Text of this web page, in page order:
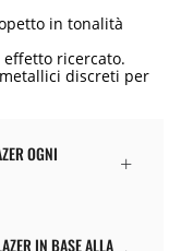
in tonalità
ricercato.
discreti per
OGNI
IN BASE ALLA